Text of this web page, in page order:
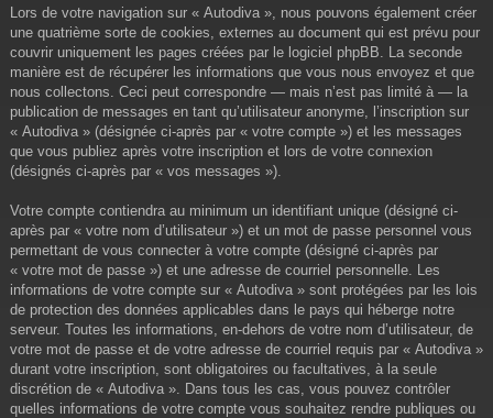
Lors de votre navigation sur « Autodiva », nous pouvons également créer
une quatrième sorte de cookies, externes au document qui est prévu pour
couvrir uniquement les pages créées par le logiciel phpBB. La seconde
manière est de récupérer les informations que vous nous envoyez et que
nous collectons. Ceci peut correspondre — mais n’est pas limité à — la
publication de messages en tant qu’utilisateur anonyme, l’inscription sur
« Autodiva » (désignée ci-après par « votre compte ») et les messages
que vous publiez après votre inscription et lors de votre connexion
(désignés ci-après par « vos messages »).
Votre compte contiendra au minimum un identifiant unique (désigné ci-
après par « votre nom d’utilisateur ») et un mot de passe personnel vous
permettant de vous connecter à votre compte (désigné ci-après par
« votre mot de passe ») et une adresse de courriel personnelle. Les
informations de votre compte sur « Autodiva » sont protégées par les lois
de protection des données applicables dans le pays qui héberge notre
serveur. Toutes les informations, en-dehors de votre nom d’utilisateur, de
votre mot de passe et de votre adresse de courriel requis par « Autodiva »
durant votre inscription, sont obligatoires ou facultatives, à la seule
discrétion de « Autodiva ». Dans tous les cas, vous pouvez contrôler
quelles informations de votre compte vous souhaitez rendre publiques ou